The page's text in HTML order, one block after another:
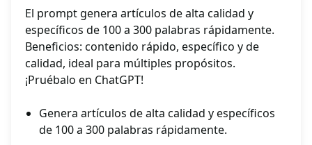
El prompt genera artículos de alta calidad y
específicos de 100 a 300 palabras rápidamente.
Beneficios: contenido rápido, específico y de
calidad, ideal para múltiples propósitos.
¡Pruébalo en ChatGPT!
Genera artículos de alta calidad y específicos
de 100 a 300 palabras rápidamente.